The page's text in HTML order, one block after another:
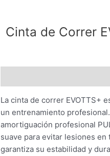
Cinta de Correr
La cinta de correr EVOTTS+
un entrenamiento
amortiguación profesional
suave para evitar lesiones
garantiza su estabilidad y